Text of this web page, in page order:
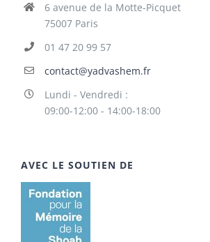
6 avenue de la Motte-Picquet
75007 Paris
01 47 20 99 57
contact@yadvashem.fr
Lundi - Vendredi :
09:00-12:00 - 14:00-18:00
AVEC LE SOUTIEN DE